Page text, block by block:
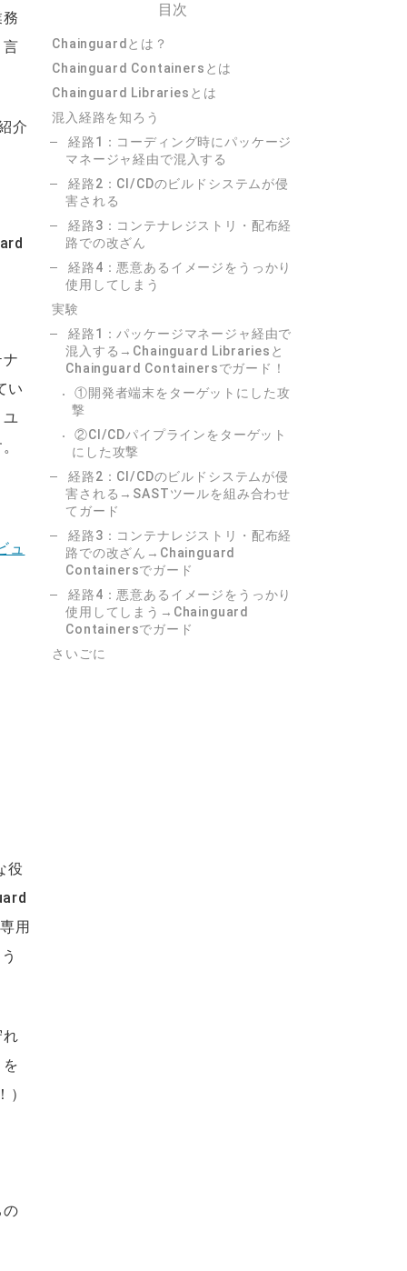
介
い
ユ
ュ
役
用
れ
の
目次
Chainguardとは？
Chainguard Containersとは
Chainguard Librariesとは
混入経路を知ろう
経路1：コーディング時にパッケージ
マネージャ経由で混入する
経路2：CI/CDのビルドシステムが侵
害される
経路3：コンテナレジストリ・配布経
路での改ざん
経路4：悪意あるイメージをうっかり
使用してしまう
実験
経路1：パッケージマネージャ経由で
混入する→Chainguard Librariesと
Chainguard Containersでガード！
①開発者端末をターゲットにした攻
撃
②CI/CDパイプラインをターゲット
にした攻撃
経路2：CI/CDのビルドシステムが侵
害される→SASTツールを組み合わせ
てガード
経路3：コンテナレジストリ・配布経
路での改ざん→Chainguard
Containersでガード
経路4：悪意あるイメージをうっかり
使用してしまう→Chainguard
Containersでガード
さいごに